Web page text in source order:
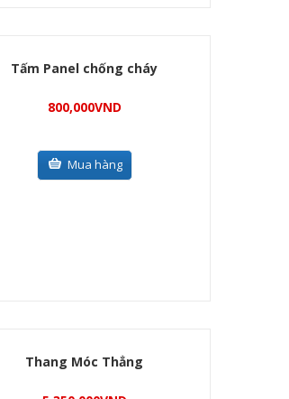
Tấm Panel chống cháy
800,000VND
Mua hàng
Thang Móc Thẳng